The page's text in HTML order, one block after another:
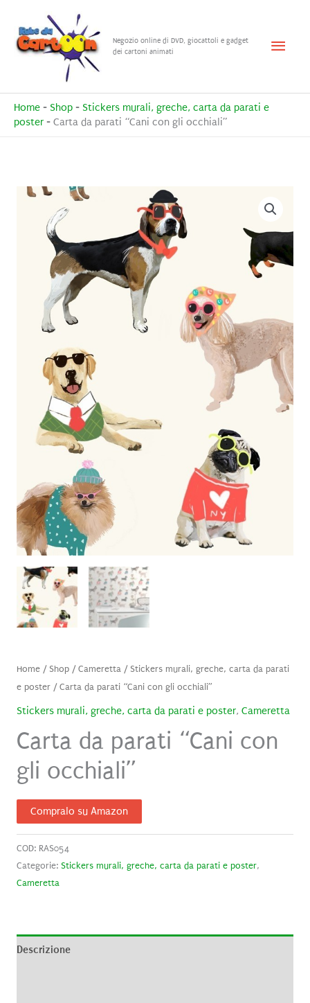
contenuto
Negozio online di DVD, giocattoli e gadget
dei cartoni animati
Menu
Home - Shop - Stickers murali, greche, carta da parati e
poster - Carta da parati “Cani con gli occhiali”
Home/ Shop/Cameretta/ Stickers murali, greche, carta da parati
e poster/ Carta da parati “Cani con gli occhiali”
Stickers murali, greche, carta da parati e poster, Cameretta
Carta da parati “Cani con
gli occhiali”
Compralo su Amazon
COD: RAS054
Categorie: Stickers murali, greche, carta da parati e poster,
Cameretta
Descrizione